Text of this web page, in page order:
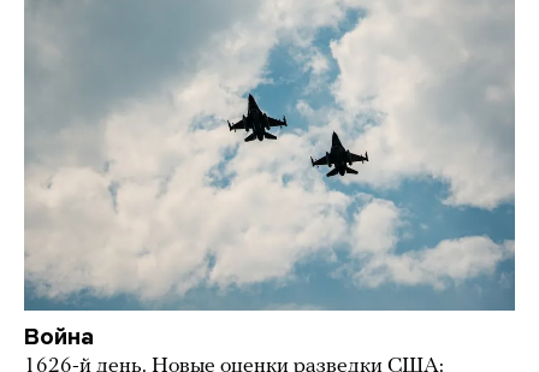
Война
1626-й день. Новые оценки разведки США: